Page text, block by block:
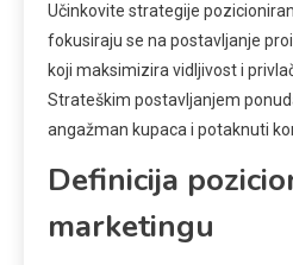
Učinkovite strategije
fokusiraju se na postavljanje
koji maksimizira vidljivost i
Strateškim postavljanjem
angažman kupaca i potaknuti
Definicija
marketingu